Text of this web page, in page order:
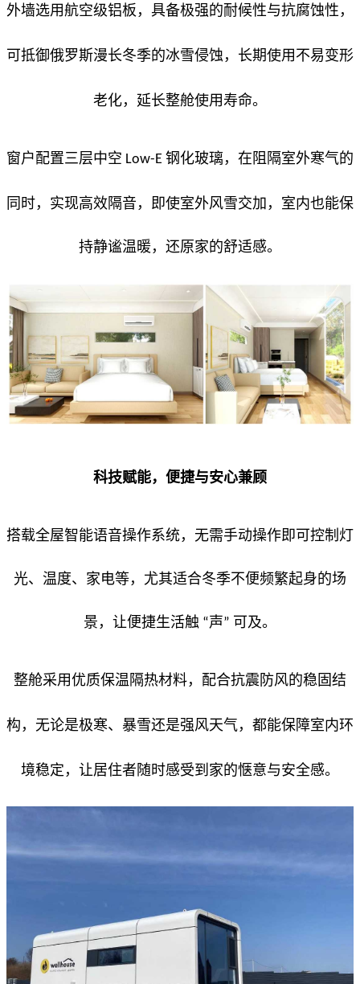
外墙选用航空级铝板，具备极强的耐候性与抗腐蚀性，
可抵御俄罗斯漫长冬季的冰雪侵蚀，长期使用不易变形
老化，延长整舱使用寿命。
窗户配置三层中空 Low-E 钢化玻璃，在阻隔室外寒气的
同时，实现高效隔音，即使室外风雪交加，室内也能保
持静谧温暖，还原家的舒适感。
科技赋能，便捷与安心兼顾
搭载全屋智能语音操作系统，无需手动操作即可控制灯
光、温度、家电等，尤其适合冬季不便频繁起身的场
景，让便捷生活触 “声” 可及。
整舱采用优质保温隔热材料，配合抗震防风的稳固结
构，无论是极寒、暴雪还是强风天气，都能保障室内环
境稳定，让居住者随时感受到家的惬意与安全感。